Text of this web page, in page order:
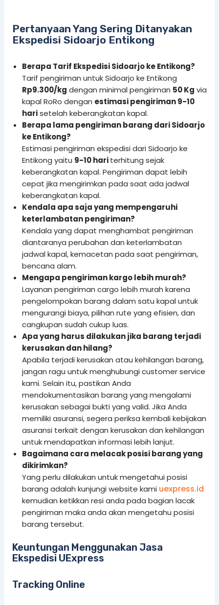
Pertanyaan Yang Sering Ditanyakan
Ekspedisi Sidoarjo Entikong
Berapa Tarif Ekspedisi Sidoarjo ke Entikong?
Tarif pengiriman untuk Sidoarjo ke Entikong
Rp9.300/kg dengan minimal pengiriman 50 Kg via
kapal RoRo dengan estimasi pengiriman 9-10
harisetelah keberangkatan kapal.
Berapa lama pengiriman barang dari Sidoarjo
ke Entikong?
Estimasi pengiriman ekspedisi dari Sidoarjo ke
Entikong yaitu 9-10 hariterhitung sejak
keberangkatan kapal. Pengiriman dapat lebih
cepat jika mengirimkan pada saat ada jadwal
keberangkatan kapal.
Kendala apa saja yang mempengaruhi
keterlambatan pengiriman?
Kendala yang dapat menghambat pengiriman
diantaranya perubahan dan keterlambatan
jadwal kapal, kemacetan pada saat pengiriman,
bencana alam.
Mengapa pengiriman kargo lebih murah?
Layanan pengiriman cargo lebih murah karena
pengelompokan barang dalam satu kapal untuk
mengurangi biaya, pilihan rute yang efisien, dan
cangkupan sudah cukup luas.
Apa yang harus dilakukan jika barang terjadi
kerusakan dan hilang?
Apabila terjadi kerusakan atau kehilangan barang,
jangan ragu untuk menghubungi customer service
kami. Selain itu, pastikan Anda
mendokumentasikan barang yang mengalami
kerusakan sebagai bukti yang valid. Jika Anda
memiliki asuransi, segera periksa kembali kebijakan
asuransi terkait dengan kerusakan dan kehilangan
untuk mendapatkan informasi lebih lanjut.
Bagaimana cara melacak posisi barang yang
dikirimkan?
Yang perlu dilakukan untuk mengetahui posisi
barang adalah kunjungi website kami uexpress.id
kemudian ketikkan resi anda pada bagian lacak
pengiriman maka anda akan mengetahu posisi
barang tersebut.
Keuntungan Menggunakan Jasa
Ekspedisi UExpress
Tracking Online